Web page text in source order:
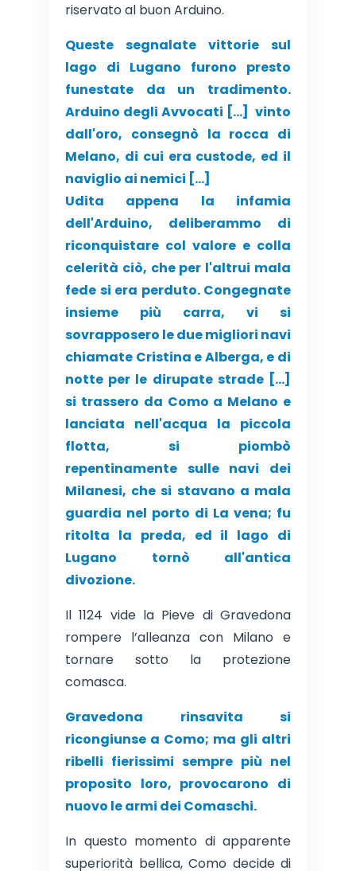
riservato al buon Arduino.
Queste segnalate vittorie sul
lago di Lugano furono presto
funestate da un tradimento.
Arduino degli Avvocati […] vinto
dall'oro, consegnò la rocca di
Melano, di cui era custode, ed il
naviglio ai nemici […]
Udita appena la infamia
dell'Arduino, deliberammo di
riconquistare col valore e colla
celerità ciò, che per l'altrui mala
fede si era perduto. Congegnate
insieme più carra, vi si
sovrapposero le due migliori navi
chiamate Cristina e Alberga, e di
notte per le dirupate strade […]
si trassero da Como a Melano e
lanciata nell'acqua la piccola
flotta, si piombò
repentinamente sulle navi dei
Milanesi, che si stavano a mala
guardia nel porto di La vena; fu
ritolta la preda, ed il lago di
Lugano tornò all'antica
divozione.
Il 1124 vide la Pieve di Gravedona
rompere l’alleanza con Milano e
tornare sotto la protezione
comasca.
Gravedona rinsavita si
ricongiunse a Como; ma gli altri
ribelli fierissimi sempre più nel
proposito loro, provocarono di
nuovo le armi dei Comaschi.
In questo momento di apparente
superiorità bellica, Como decide di